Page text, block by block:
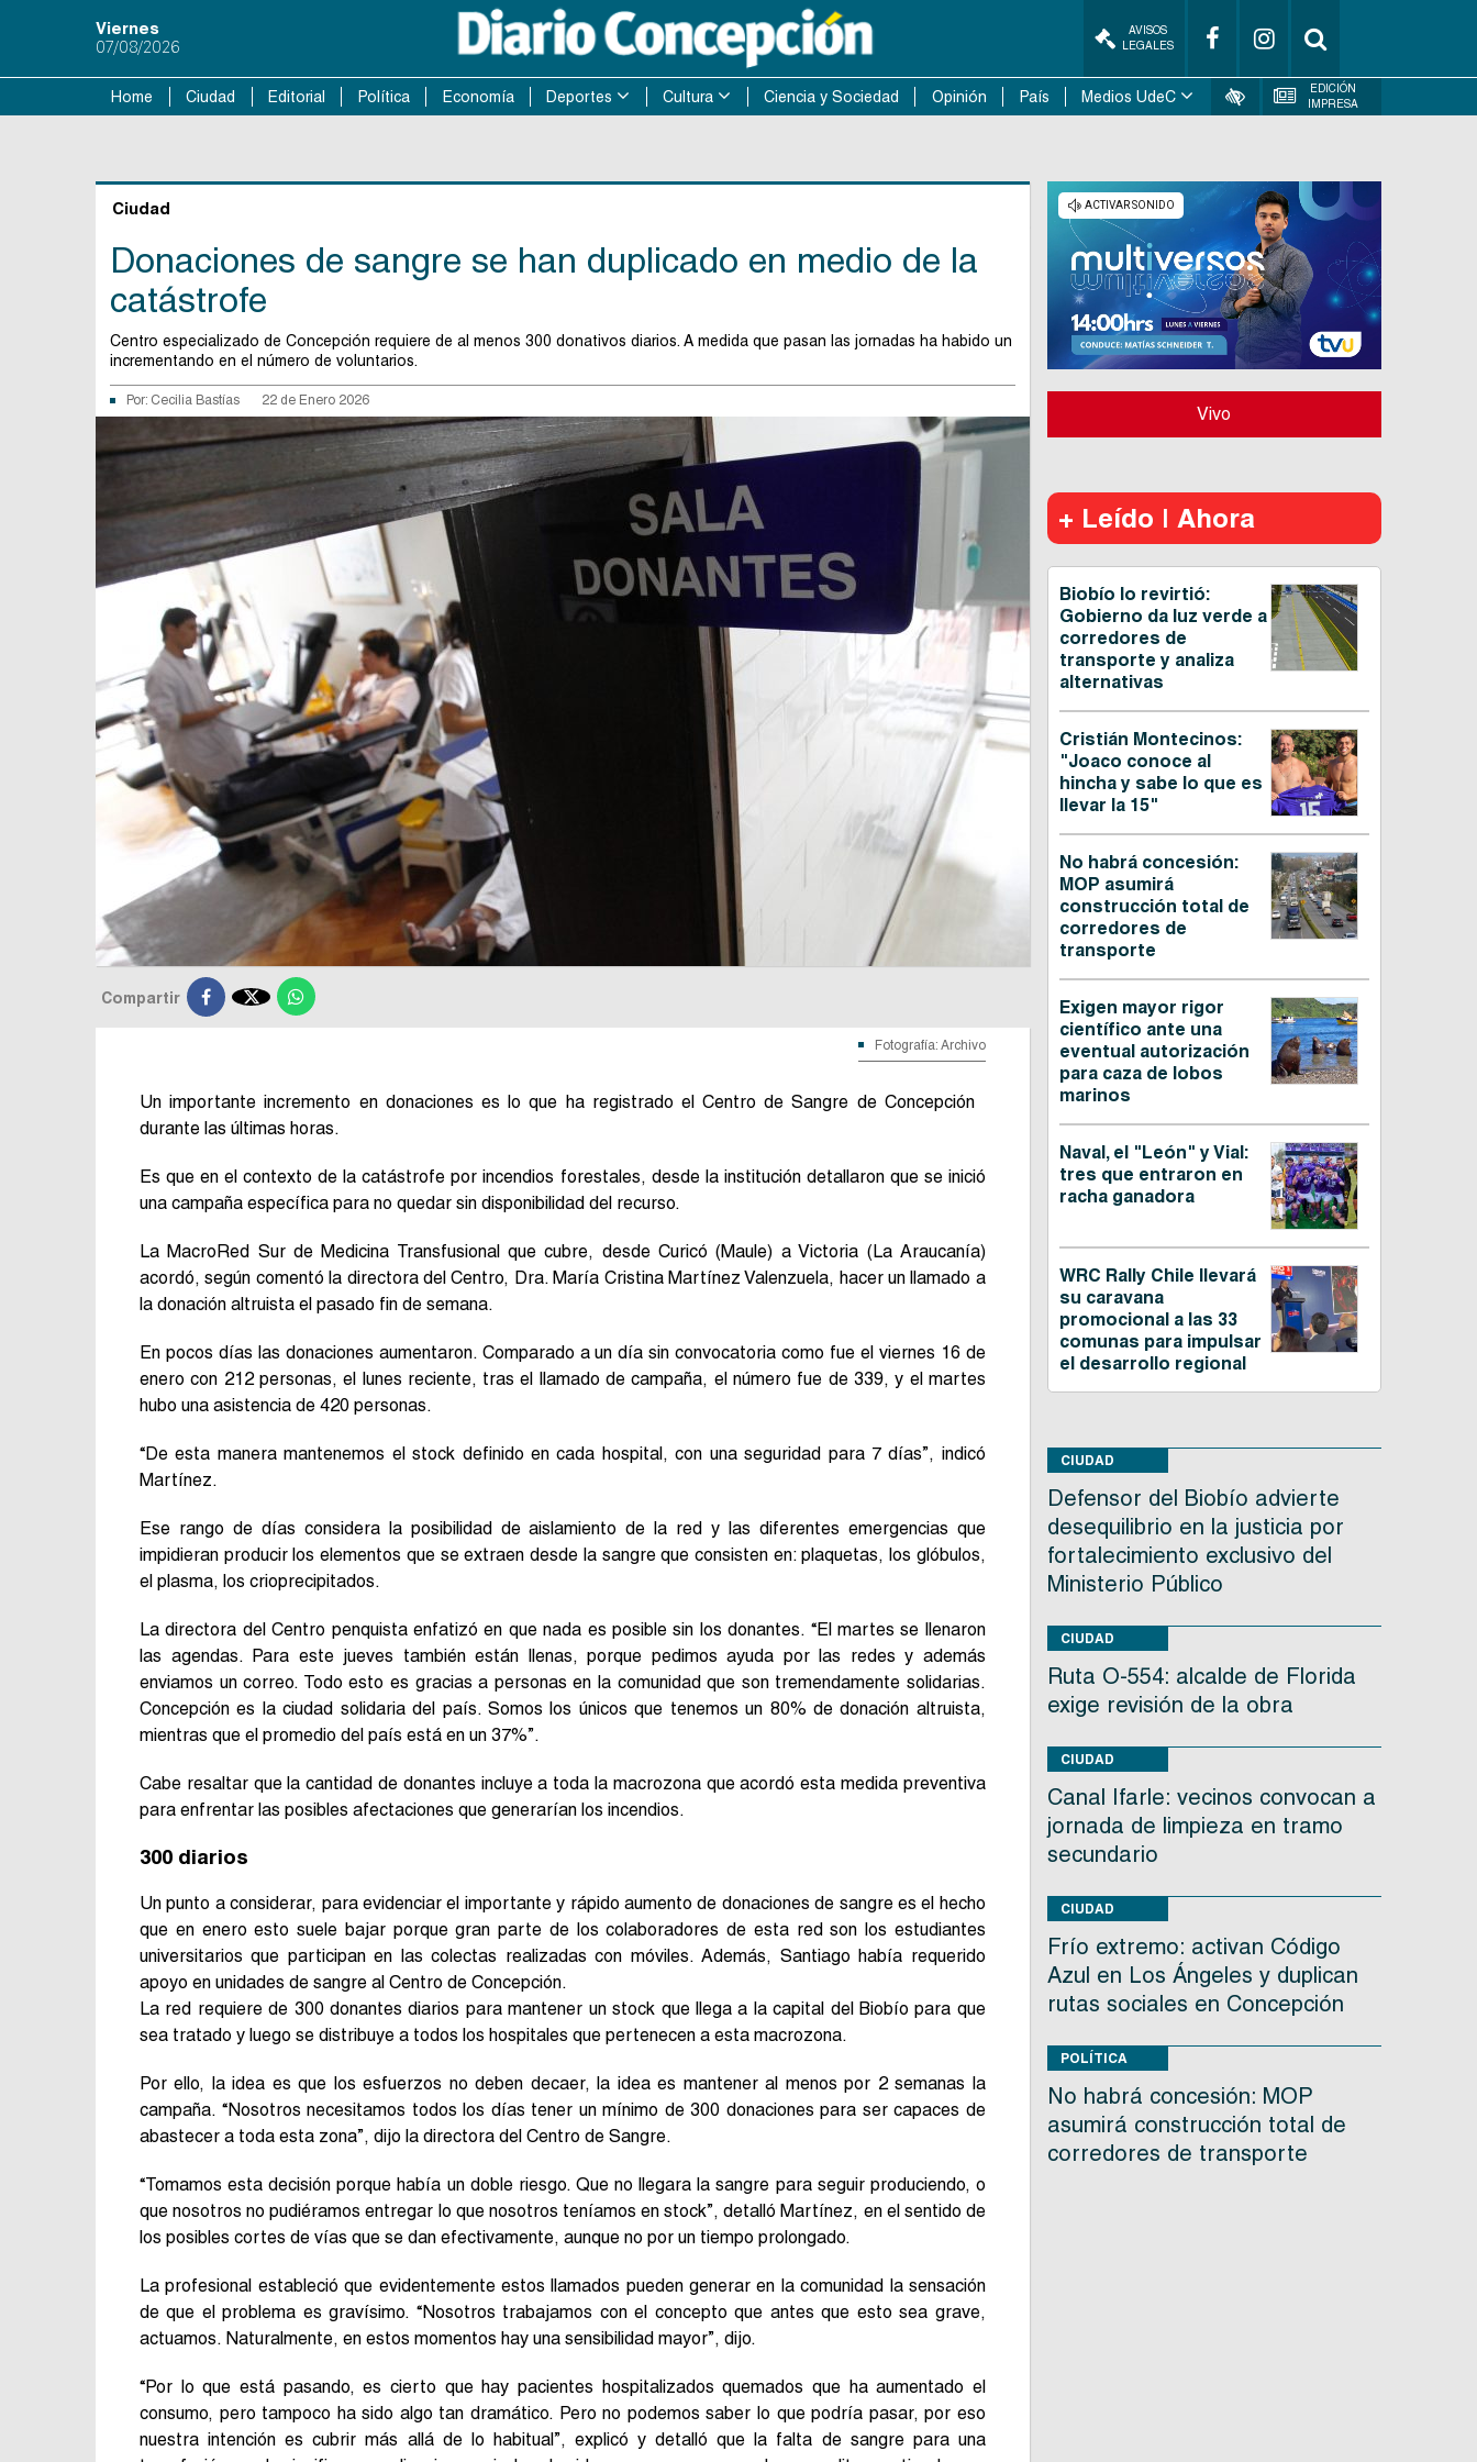
Viernes
07/08/2026
AVISOS
LEGALES
Home Ciudad Editorial Política Economía Deportes Cultura Ciencia y Sociedad Opinión País Medios UdeC
EDICIÓN
IMPRESA
Ciudad
Donaciones de sangre se han duplicado en medio de la
catástrofe
Centro especializado de Concepción requiere de al menos 300 donativos diarios. A medida que pasan las jornadas ha habido un
incrementando en el número de voluntarios.
Por: Cecilia Bastías 22 de Enero 2026
Compartir 
Fotografía: Archivo
Un importante incremento en donaciones es lo que ha registrado el Centro de Sangre de Concepción
durante las últimas horas.
Es que en el contexto de la catástrofe por incendios forestales, desde la institución detallaron que se inició
una campaña específica para no quedar sin disponibilidad del recurso.
La MacroRed Sur de Medicina Transfusional que cubre, desde Curicó (Maule) a Victoria (La Araucanía)
acordó, según comentó la directora del Centro, Dra. María Cristina Martínez Valenzuela, hacer un llamado a
la donación altruista el pasado fin de semana.
En pocos días las donaciones aumentaron. Comparado a un día sin convocatoria como fue el viernes 16 de
enero con 212 personas, el lunes reciente, tras el llamado de campaña, el número fue de 339, y el martes
hubo una asistencia de 420 personas.
“De esta manera mantenemos el stock definido en cada hospital, con una seguridad para 7 días”, indicó
Martínez.
Ese rango de días considera la posibilidad de aislamiento de la red y las diferentes emergencias que
impidieran producir los elementos que se extraen desde la sangre que consisten en: plaquetas, los glóbulos,
el plasma, los crioprecipitados.
La directora del Centro penquista enfatizó en que nada es posible sin los donantes. “El martes se llenaron
las agendas. Para este jueves también están llenas, porque pedimos ayuda por las redes y además
enviamos un correo. Todo esto es gracias a personas en la comunidad que son tremendamente solidarias.
Concepción es la ciudad solidaria del país. Somos los únicos que tenemos un 80% de donación altruista,
mientras que el promedio del país está en un 37%”.
Cabe resaltar que la cantidad de donantes incluye a toda la macrozona que acordó esta medida preventiva
para enfrentar las posibles afectaciones que generarían los incendios.
300 diarios
Un punto a considerar, para evidenciar el importante y rápido aumento de donaciones de sangre es el hecho
que en enero esto suele bajar porque gran parte de los colaboradores de esta red son los estudiantes
universitarios que participan en las colectas realizadas con móviles. Además, Santiago había requerido
apoyo en unidades de sangre al Centro de Concepción.
La red requiere de 300 donantes diarios para mantener un stock que llega a la capital del Biobío para que
sea tratado y luego se distribuye a todos los hospitales que pertenecen a esta macrozona.
Por ello, la idea es que los esfuerzos no deben decaer, la idea es mantener al menos por 2 semanas la
campaña. “Nosotros necesitamos todos los días tener un mínimo de 300 donaciones para ser capaces de
abastecer a toda esta zona”, dijo la directora del Centro de Sangre.
“Tomamos esta decisión porque había un doble riesgo. Que no llegara la sangre para seguir produciendo, o
que nosotros no pudiéramos entregar lo que nosotros teníamos en stock”, detalló Martínez, en el sentido de
los posibles cortes de vías que se dan efectivamente, aunque no por un tiempo prolongado.
La profesional estableció que evidentemente estos llamados pueden generar en la comunidad la sensación
de que el problema es gravísimo. “Nosotros trabajamos con el concepto que antes que esto sea grave,
actuamos. Naturalmente, en estos momentos hay una sensibilidad mayor”, dijo.
“Por lo que está pasando, es cierto que hay pacientes hospitalizados quemados que ha aumentado el
consumo, pero tampoco ha sido algo tan dramático. Pero no podemos saber lo que podría pasar, por eso
nuestra intención es cubrir más allá de lo habitual”, explicó y detalló que la falta de sangre para una
Vivo
+ Leído | Ahora
Biobío lo revirtió:
Gobierno da luz verde a
corredores de
transporte y analiza
alternativas
Cristián Montecinos:
"Joaco conoce al
hincha y sabe lo que es
llevar la 15"
No habrá concesión:
MOP asumirá
construcción total de
corredores de
transporte
Exigen mayor rigor
científico ante una
eventual autorización
para caza de lobos
marinos
Naval, el "León" y Vial:
tres que entraron en
racha ganadora
WRC Rally Chile llevará
su caravana
promocional a las 33
comunas para impulsar
el desarrollo regional
CIUDAD
Defensor del Biobío advierte
desequilibrio en la justicia por
fortalecimiento exclusivo del
Ministerio Público
CIUDAD
Ruta O-554: alcalde de Florida
exige revisión de la obra
CIUDAD
Canal Ifarle: vecinos convocan a
jornada de limpieza en tramo
secundario
CIUDAD
Frío extremo: activan Código
Azul en Los Ángeles y duplican
rutas sociales en Concepción
POLÍTICA
No habrá concesión: MOP
asumirá construcción total de
corredores de transporte